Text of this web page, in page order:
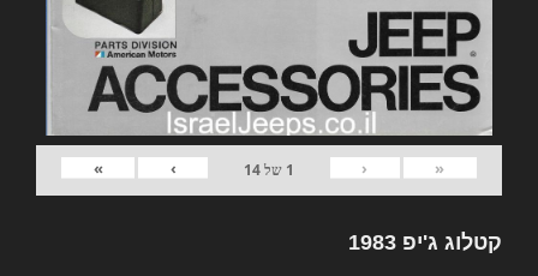
«
‹
1 של14
›
»
קטלוג ג'יפ 1983